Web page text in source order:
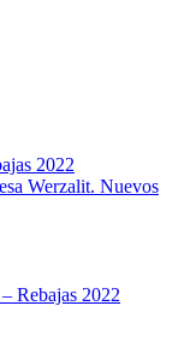
2022
Werzalit. Nuevos
Rebajas 2022